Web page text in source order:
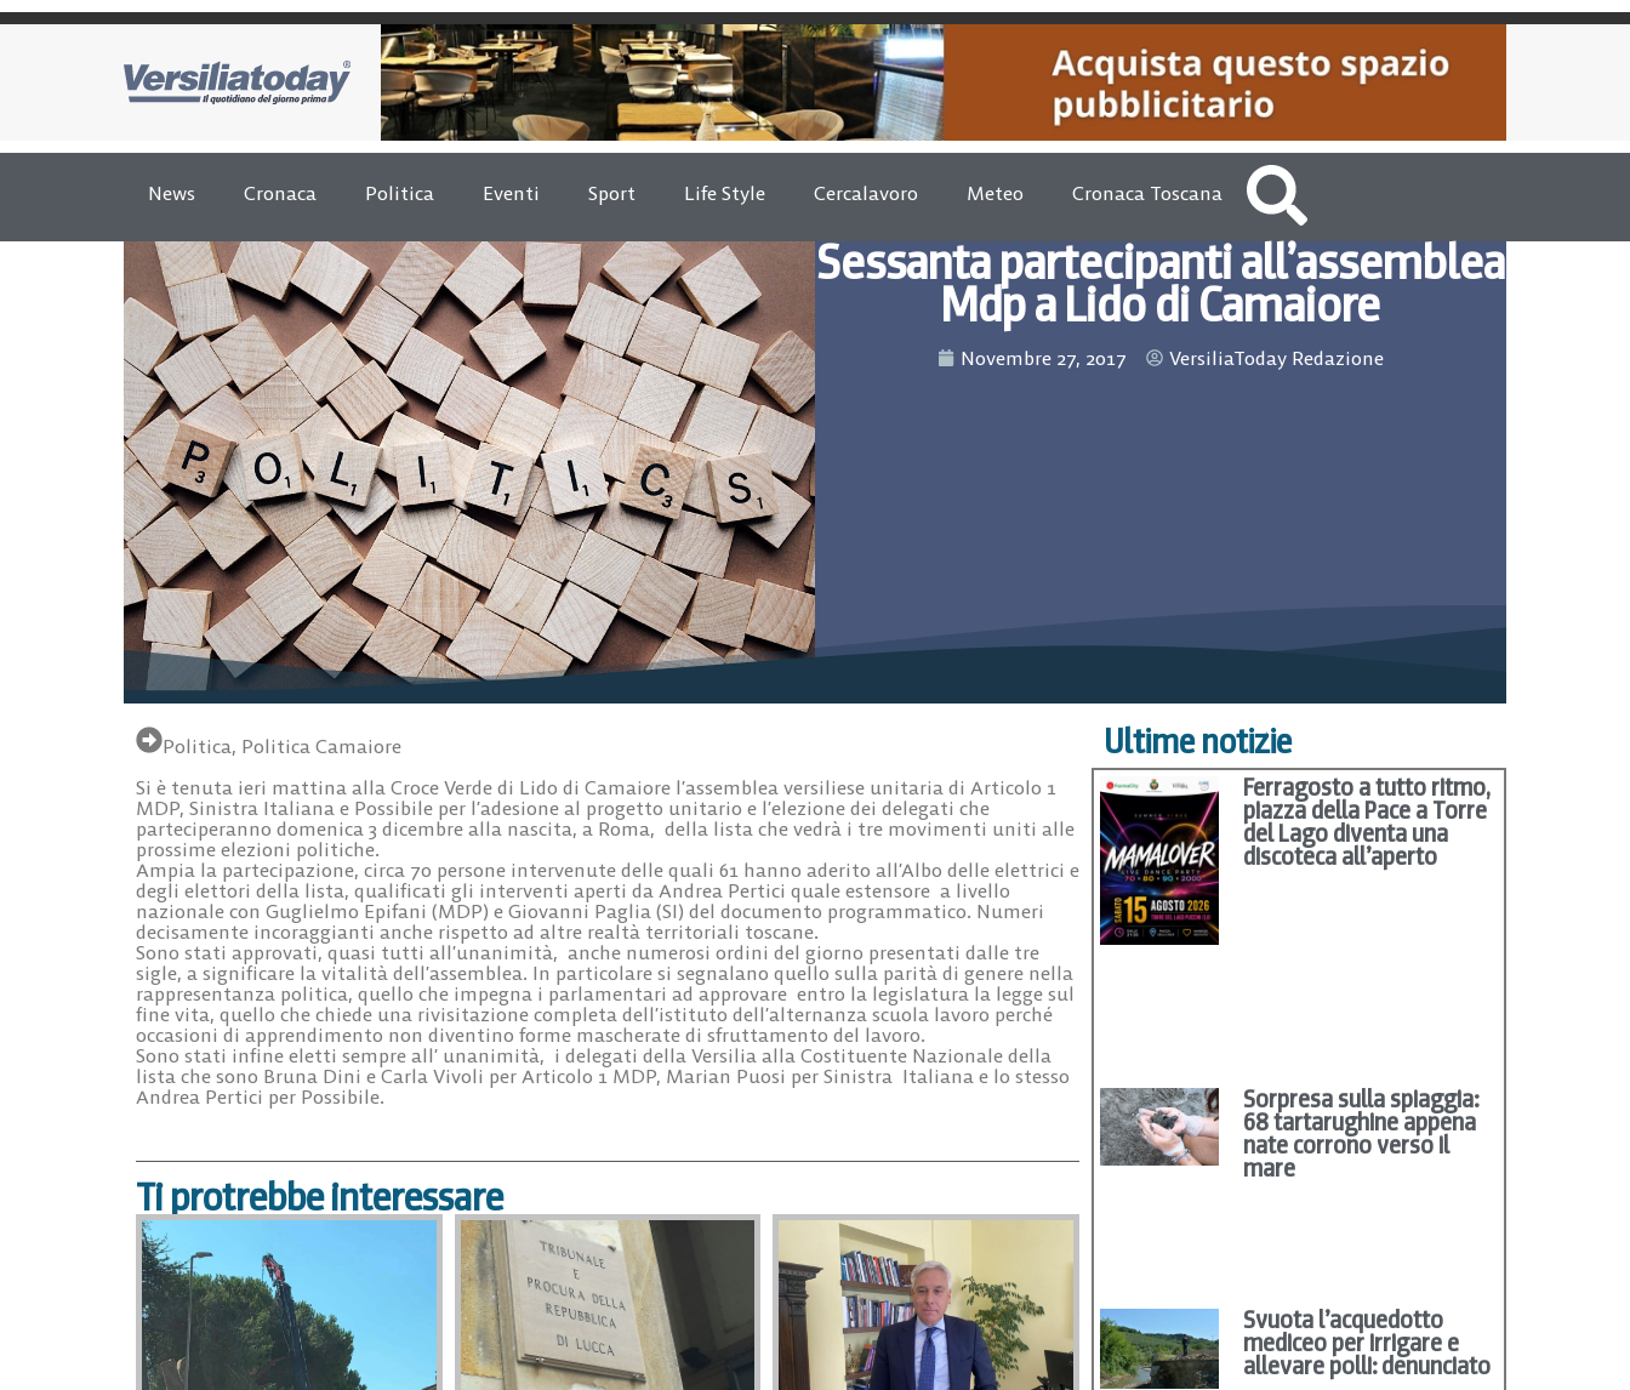
News Cronaca Politica Eventi Sport Life Style Cercalavoro Meteo Cronaca Toscana
Sessanta partecipanti all’assemblea
Mdp a Lido di Camaiore
Novembre 27, 2017 VersiliaToday Redazione
Politica, Politica Camaiore
Si è tenuta ieri mattina alla Croce Verde di Lido di Camaiore l’assemblea versiliese unitaria di Articolo 1
MDP, Sinistra Italiana e Possibile per l’adesione al progetto unitario e l’elezione dei delegati che
parteciperanno domenica 3 dicembre alla nascita, a Roma, della lista che vedrà i tre movimenti uniti alle
prossime elezioni politiche.
Ampia la partecipazione, circa 70 persone intervenute delle quali 61 hanno aderito all’Albo delle elettrici e
degli elettori della lista, qualificati gli interventi aperti da Andrea Pertici quale estensore a livello
nazionale con Guglielmo Epifani (MDP) e Giovanni Paglia (SI) del documento programmatico. Numeri
decisamente incoraggianti anche rispetto ad altre realtà territoriali toscane.
Sono stati approvati, quasi tutti all’unanimità, anche numerosi ordini del giorno presentati dalle tre
sigle, a significare la vitalità dell’assemblea. In particolare si segnalano quello sulla parità di genere nella
rappresentanza politica, quello che impegna i parlamentari ad approvare entro la legislatura la legge sul
fine vita, quello che chiede una rivisitazione completa dell’istituto dell’alternanza scuola lavoro perché
occasioni di apprendimento non diventino forme mascherate di sfruttamento del lavoro.
Sono stati infine eletti sempre all’ unanimità, i delegati della Versilia alla Costituente Nazionale della
lista che sono Bruna Dini e Carla Vivoli per Articolo 1 MDP, Marian Puosi per Sinistra Italiana e lo stesso
Andrea Pertici per Possibile.
Ti protrebbe interessare
Ultime notizie
Ferragosto a tutto ritmo,
piazza della Pace a Torre
del Lago diventa una
discoteca all’aperto
Sorpresa sulla spiaggia:
68 tartarughine appena
nate corrono verso il
mare
Svuota l’acquedotto
mediceo per irrigare e
allevare polli: denunciato